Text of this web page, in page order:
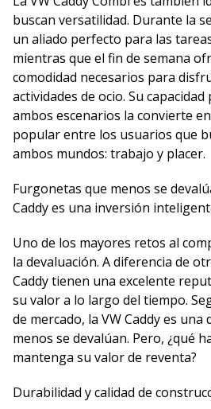
buscan versatilidad. Durante la
un aliado perfecto para las
mientras que el fin de semana
comodidad necesarios para
actividades de ocio. Su
ambos escenarios la convierte
popular entre los usuarios que
ambos mundos: trabajo y placer.
Furgonetas que menos se
Caddy es una inversión
Uno de los mayores retos al
la devaluación. A diferencia de
Caddy tienen una excelente
su valor a lo largo del tiempo.
de mercado, la VW Caddy es
menos se devalúan. Pero, ¿qué
mantenga su valor de reventa?
Durabilidad y calidad de